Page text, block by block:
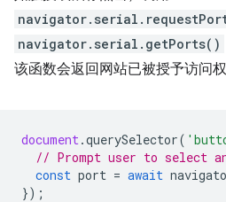
navigator.serial.getPorts()
该函数会返回网站已被授予访问
document.querySelector(
// Prompt user to select
const port = await
});